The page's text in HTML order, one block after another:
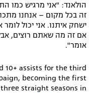
הולאנד: "אני מרגיש כמו
זה בכל מקום – אנחנו
ישחק איתנו. אני יכול
אם זה מה שאתם רוצים,
אומר".
10+ assists for the third
becoming the first
straight seasons in